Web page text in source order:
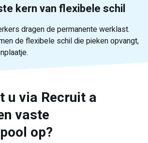
kern van flexibele schil
dragen de permanente werklast.
de flexibele schil die pieken opvangt,
u via Recruit a
vaste
op?